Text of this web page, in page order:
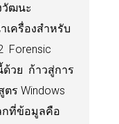
วัฒนะ
เครื่องสำหรับ
Forensic
วย ก้าวสู่การ
ร Windows
กที่ข้อมูลคือ